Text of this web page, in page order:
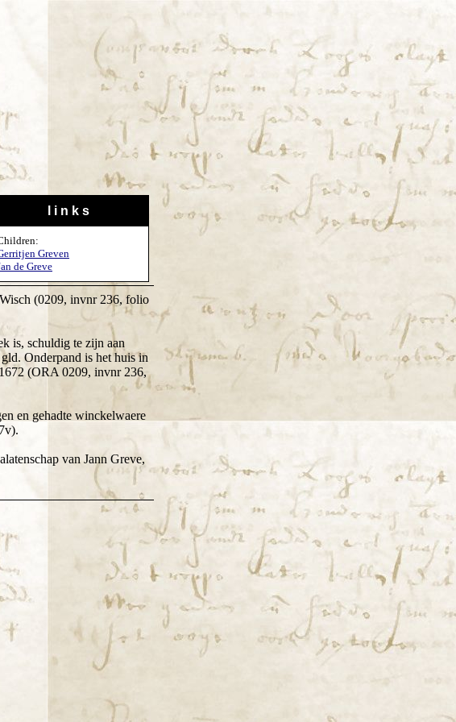
l i n k s
Greven
de Greve
(0209, invnr 236, folio
is, schuldig te zijn aan
Onderpand is het huis in
(ORA 0209, invnr 236,
en gehadte winckelwaere
van Jann Greve,